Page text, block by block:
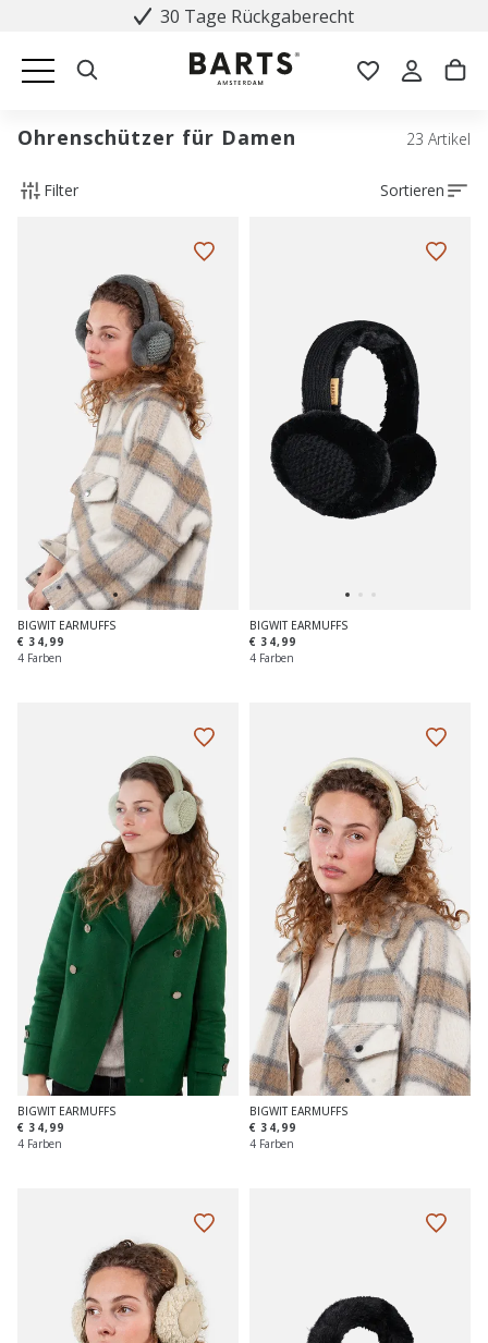
30 Tage Rückgaberecht
Ohrenschützer für Damen 23 Artikel
Filter Sortieren
BIGWIT EARMUFFS
€ 34,99
4 Farben
BIGWIT EARMUFFS
€ 34,99
4 Farben
BIGWIT EARMUFFS
€ 34,99
4 Farben
BIGWIT EARMUFFS
€ 34,99
4 Farben